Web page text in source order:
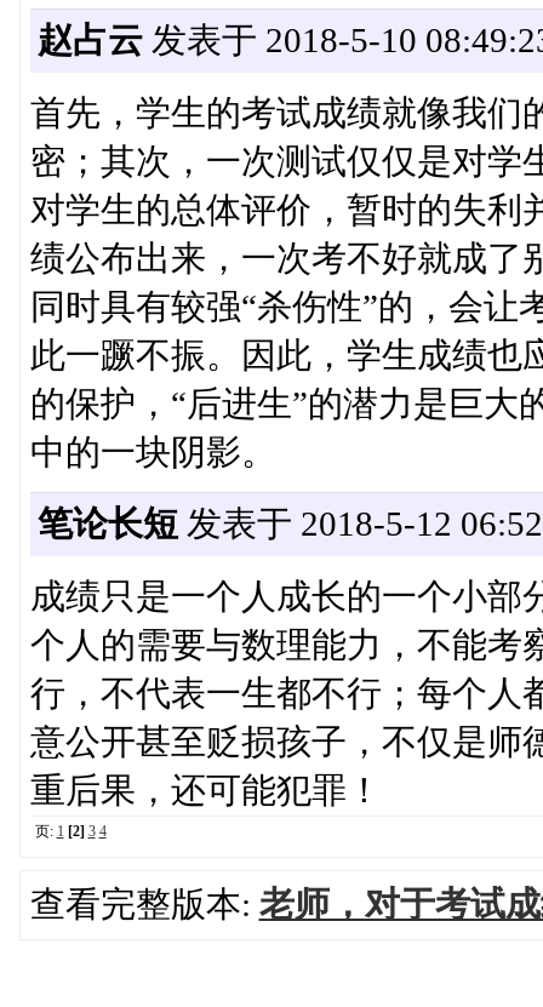
赵占云发表于 2018-5-10
首先，学生的考试成绩就像我们
密；其次，一次测试仅仅是对学
对学生的总体评价，暂时的失利
绩公布出来，一次考不好就成了
同时具有较强“杀伤性”的，会让
此一蹶不振。因此，学生成绩也
的保护，“后进生”的潜力是巨大
中的一块阴影。
笔论长短发表于 2018-5-12
成绩只是一个人成长的一个小部
个人的需要与数理能力，不能考
行，不代表一生都不行；每个人
意公开甚至贬损孩子，不仅是师
重后果，还可能犯罪！
页: 1 [2] 3 4
查看完整版本: 老师，对于考试